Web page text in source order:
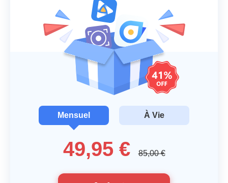
Mensuel À Vie
49,95 € 85,00 €